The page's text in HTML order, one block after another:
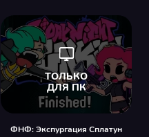
ФНФ: Экспургация Сплатун